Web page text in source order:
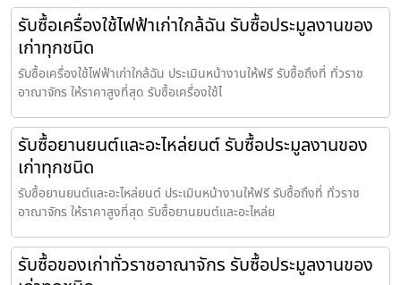
รับซื้อเครื่องใช้ไฟฟ้าเก่าใกล้ฉัน รับซื้อประมูลงานของ
เก่าทุกชนิด
รับซื้อเครื่องใช้ไฟฟ้าเก่าใกล้ฉัน ประเมินหน้างานให้ฟรี รับซื้อถึงที่ ทั่วราช
อาณาจักร ให้ราคาสูงที่สุด รับซื้อเครื่องใช้ไ
รับซื้อยานยนต์และอะไหล่ยนต์ รับซื้อประมูลงานของ
เก่าทุกชนิด
รับซื้อยานยนต์และอะไหล่ยนต์ ประเมินหน้างานให้ฟรี รับซื้อถึงที่ ทั่วราช
อาณาจักร ให้ราคาสูงที่สุด รับซื้อยานยนต์และอะไหล่ย
รับซื้อของเก่าทั่วราชอาณาจักร รับซื้อประมูลงานของ